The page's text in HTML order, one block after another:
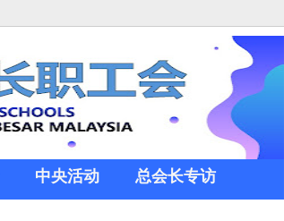
中央活动 总会长专访